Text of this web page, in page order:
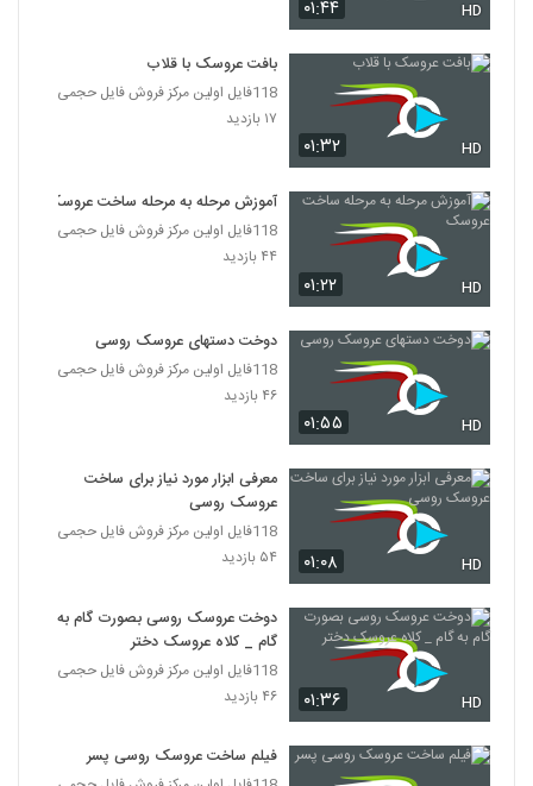
۰۱:۴۴ HD
۰۱:۳۲ HD
بافت عروسک با قلاب
118فایل اولین مرکز فروش فایل حجمی
۱۷ بازدید
۰۱:۲۲ HD
آموزش مرحله به مرحله ساخت عروسک
118فایل اولین مرکز فروش فایل حجمی
۴۴ بازدید
۰۱:۵۵ HD
دوخت دستهای عروسک روسی
118فایل اولین مرکز فروش فایل حجمی
۴۶ بازدید
۰۱:۰۸ HD
معرفی ابزار مورد نیاز برای ساخت
عروسک روسی
118فایل اولین مرکز فروش فایل حجمی
۵۴ بازدید
۰۱:۳۶ HD
دوخت عروسک روسی بصورت گام به
گام _ کلاه عروسک دختر
118فایل اولین مرکز فروش فایل حجمی
۴۶ بازدید
فیلم ساخت عروسک روسی پسر